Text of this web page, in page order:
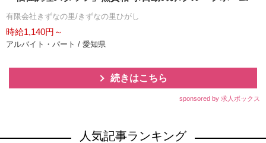
有限会社きずなの里/きずなの里ひがし
時給1,140円～
アルバイト・パート / 愛知県
続きはこちら
sponsored by 求人ボックス
人気記事ランキング